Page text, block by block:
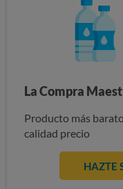
La Compra
Producto más
calidad precio
HAZTE